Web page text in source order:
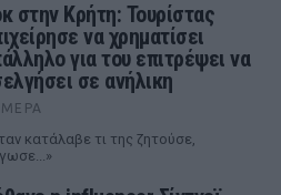
στην Κρήτη: Τουρίστας
να χρηματίσει
για του επιτρέψει να
σε ανήλικη
κατάλαβε τι της ζητούσε,